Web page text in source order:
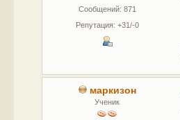
Сообщений: 871
Репутация: +31/-0
маркизон
Ученик